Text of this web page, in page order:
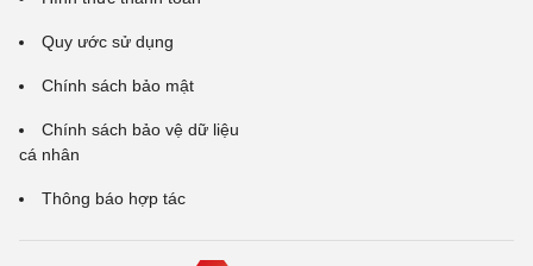
Quy ước sử dụng
Chính sách bảo mật
Chính sách bảo vệ dữ liệu
cá nhân
Thông báo hợp tác